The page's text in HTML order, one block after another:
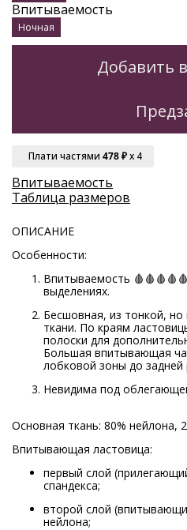
Впитываемость
Ночная
Добавить
Плати частями 478 ₽x 4
Впитываемость
Таблица размеров
ОПИСАНИЕ
Особенности:
Впитываемость
выделениях.
Бесшовная, из тонкой, но
ткани. По краям
полоски для
Большая впитывающая
лобковой зоны до задней
Невидима под
Основная ткань: 80% нейлона,
Впитывающая ластовица:
первый слой
спандекса;
второй слой
нейлона;